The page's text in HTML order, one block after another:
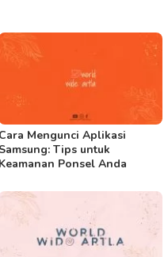
Cara Mengunci Aplikasi
Samsung: Tips untuk
Keamanan Ponsel Anda